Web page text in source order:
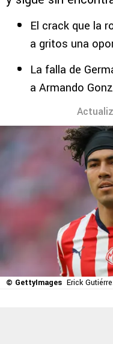
El crack que la
a gritos una
La falla de
a Armando
© GettyImages Erick